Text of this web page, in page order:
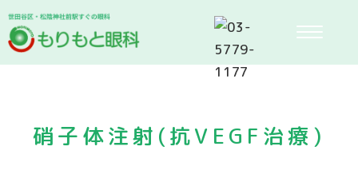
硝子体注射(抗VEGF治療)